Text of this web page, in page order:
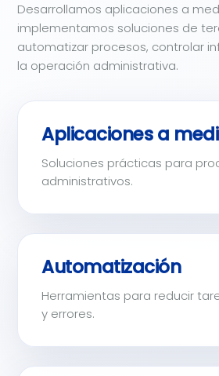
Desarrollamos aplicaciones a
implementamos soluciones de
automatizar procesos, controlar
la operación administrativa.
Aplicaciones a
Soluciones prácticas para
administrativos.
Automatización
Herramientas para reducir
y errores.